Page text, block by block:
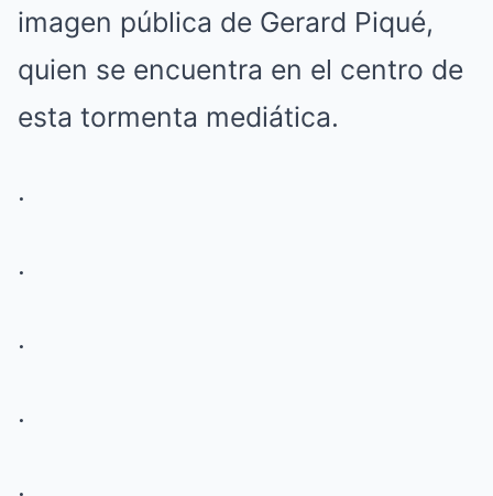
imagen pública de Gerard Piqué,
quien se encuentra en el centro de
esta tormenta mediática.
.
.
.
.
.